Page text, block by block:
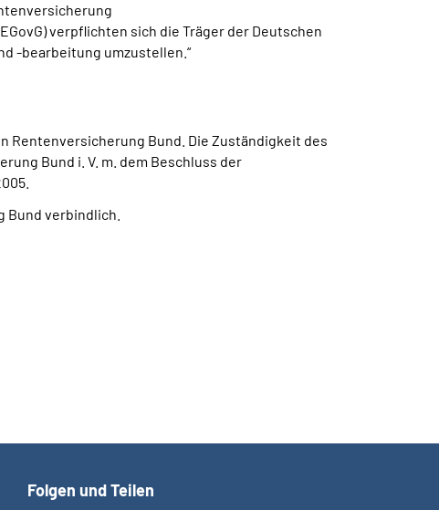
verpflichten sich die Träger der Deutschen
-bearbeitung umzustellen.“
Rentenversicherung Bund. Die Zuständigkeit des
Bund i. V. m. dem Beschluss der
verbindlich.
Folgen und Teilen